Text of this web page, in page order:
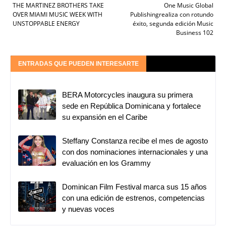
One Music Global
Publishingrealiza con rotundo
éxito, segunda edición Music
Business 102
THE MARTINEZ BROTHERS TAKE
OVER MIAMI MUSIC WEEK WITH
UNSTOPPABLE ENERGY
ENTRADAS QUE PUEDEN INTERESARTE
BERA Motorcycles inaugura su primera
sede en República Dominicana y fortalece
su expansión en el Caribe
Steffany Constanza recibe el mes de agosto
con dos nominaciones internacionales y una
evaluación en los Grammy
Dominican Film Festival marca sus 15 años
con una edición de estrenos, competencias
y nuevas voces